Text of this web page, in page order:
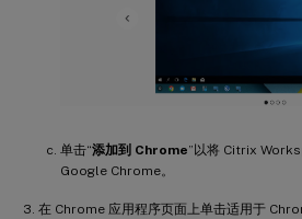
单击“添加到 Chrome”以将 Citrix
Google Chrome。
在 Chrome 应用程序页面上单击适用于